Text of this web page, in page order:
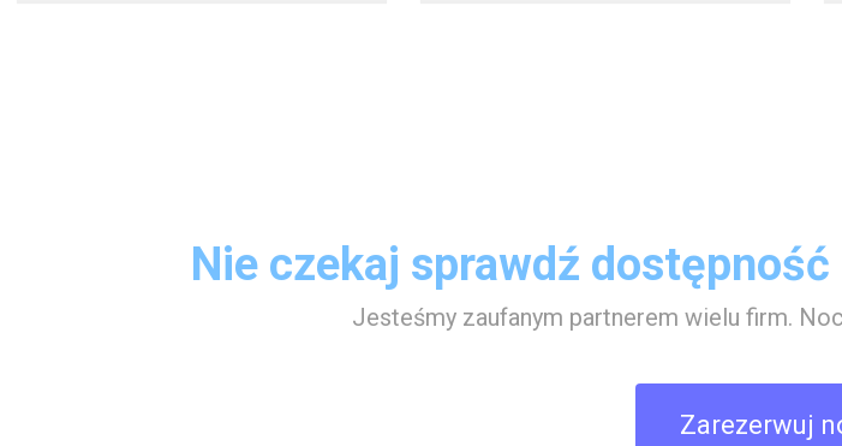
Nie czekaj sprawdź
Jesteśmy zaufanym partnerem wielu firm.
Zarezerwuj